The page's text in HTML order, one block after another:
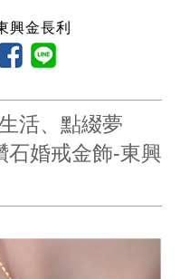
興金長利
活、點綴夢
石婚戒金飾-東興